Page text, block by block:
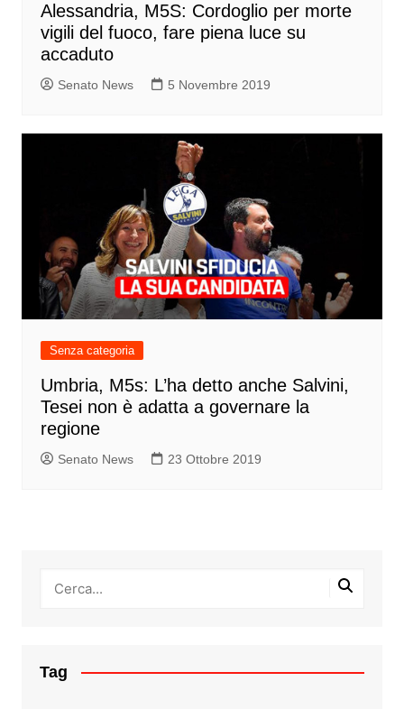
Alessandria, M5S: Cordoglio per morte
vigili del fuoco, fare piena luce su
accaduto
Senato News 5 Novembre 2019
Senza categoria
Umbria, M5s: L’ha detto anche Salvini,
Tesei non è adatta a governare la
regione
Senato News 23 Ottobre 2019
Tag